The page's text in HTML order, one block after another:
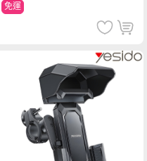
免運